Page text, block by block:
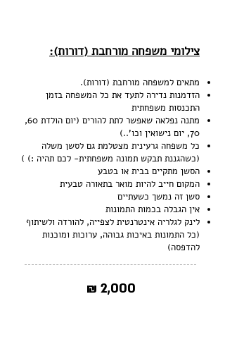
צילומי משפחה מורחבת (דורות):
מתאים למשפחה מורחבת (דורות).
הזדמנות נדירה לתעד את כל המשפחה בזמן
התכנסות משפחתית
מתנה נפלאה שאפשר לתת להורים
(יום הולדת 60,
70, יום נישואין וכו'..)
כל משפחה גרעינית מצטלמת גם לסשן משלה
(כשהגננת תבקש תמונה משפחתית- לכם תהיה :) )
הסשן מתקיים בבית או בטבע
המקום חייב להיות מואר בתאורה טבעית
סשן זה נמשך כשעתיים
אין הגבלה בכמות התמונות
לינק לגלריה אינטרנטית לצפייה, להורדה ולשיתוף
(כל התמונות באיכות גבוהה, ערוכות ומוכנות
להדפסה)
2,000 ₪